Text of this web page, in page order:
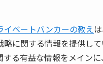
イベートバンカーの教え
に関する情報を提供し
する有益な情報をメイン